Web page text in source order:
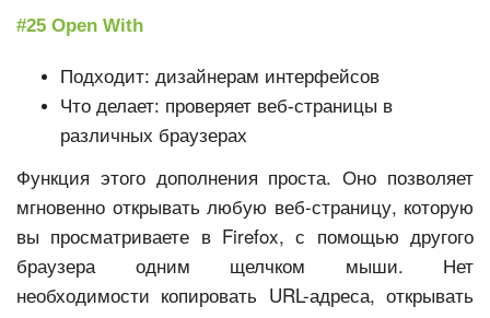
#25 Open With
Подходит: дизайнерам интерфейсов
Что делает: проверяет веб-страницы в
различных браузерах
Функция этого дополнения проста. Оно позволяет
мгновенно открывать любую веб-страницу, которую
вы просматриваете в Firefox, с помощью другого
браузера одним щелчком мыши. Нет
необходимости копировать URL-адреса, открывать